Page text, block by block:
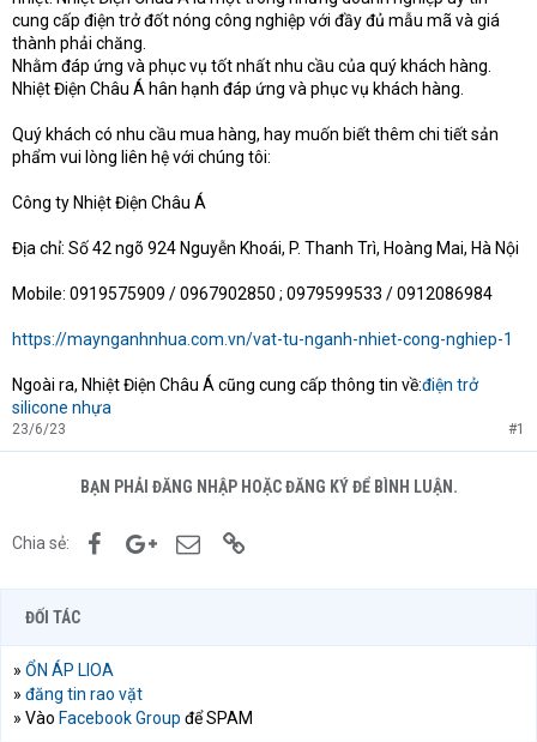
cung cấp điện trở đốt nóng công nghiệp với đầy đủ mẫu mã và giá
thành phải chăng.
Nhằm đáp ứng và phục vụ tốt nhất nhu cầu của quý khách hàng.
Nhiệt Điện Châu Á hân hạnh đáp ứng và phục vụ khách hàng.
Quý khách có nhu cầu mua hàng, hay muốn biết thêm chi tiết sản
phẩm vui lòng liên hệ với chúng tôi:
Công ty Nhiệt Điện Châu Á
Địa chỉ: Số 42 ngõ 924 Nguyễn Khoái, P. Thanh Trì, Hoàng Mai, Hà Nội
Mobile: 0919575909 / 0967902850 ; 0979599533 / 0912086984
https://maynganhnhua.com.vn/vat-tu-nganh-nhiet-cong-nghiep-1
Ngoài ra, Nhiệt Điện Châu Á cũng cung cấp thông tin về:điện trở
silicone nhựa
23/6/23 #1
BẠN PHẢI ĐĂNG NHẬP HOẶC ĐĂNG KÝ ĐỂ BÌNH LUẬN.
Chia sẻ: FacebookGoogle+Email
ĐỐI TÁC
» ỔN ÁP LIOA
» đăng tin rao vặt
» Vào Facebook Group để SPAM